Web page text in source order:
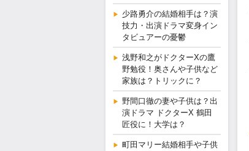
少路勇介の結婚相手は？演
技力・出演ドラマ変身イン
タビュアーの憂鬱
浅野和之がドクターXの鷹
野勉役！奥さんや子供など
家族は？トリックに？
野間口徹の妻や子供は？出
演ドラマ ドクターX 鶴田
匠役に！大学は？
町田マリー結婚相手や子供